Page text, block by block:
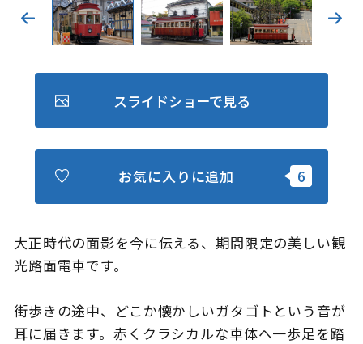
7つの国立公園
さっぽろ圏e旅ギフト
このサイトについて 観光資料
大正時代の面影を今に伝える、期間限定の美しい観
光路面電車です。
街歩きの途中、どこか懐かしいガタゴトという音が
耳に届きます。赤くクラシカルな車体へ一歩足を踏
スライドショーで見る
お気に入りに追加